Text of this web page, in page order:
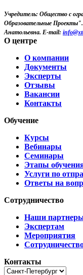
Учредитель: Общество с
Образовательные Проекты".
Анатольевна. E-mail:
О центре
О компании
Документы
Эксперты
Отзывы
Вакансии
Контакты
Обучение
Курсы
Вебинары
Семинары
Этапы
Услуги по
Ответы на
Сотрудничество
Наши
Экспертам
Мероприятия
Контакты